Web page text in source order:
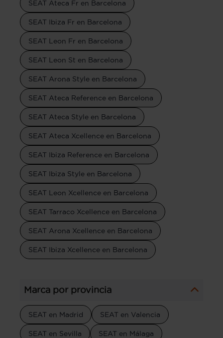
SEAT Ateca Fr en Barcelona
SEAT Ibiza Fr en Barcelona
SEAT Leon Fr en Barcelona
SEAT Leon St en Barcelona
SEAT Arona Style en Barcelona
SEAT Ateca Reference en Barcelona
SEAT Ateca Style en Barcelona
SEAT Ateca Xcellence en Barcelona
SEAT Ibiza Reference en Barcelona
SEAT Ibiza Style en Barcelona
SEAT Leon Xcellence en Barcelona
SEAT Tarraco Xcellence en Barcelona
SEAT Arona Xcellence en Barcelona
SEAT Ibiza Xcellence en Barcelona
Marca por provincia
SEAT en Madrid SEAT en Valencia
SEAT en Sevilla SEAT en Málaga